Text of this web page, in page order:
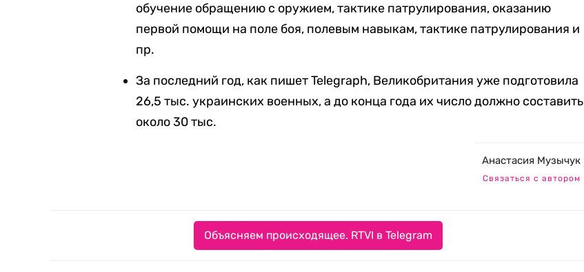
обучение обращению с оружием, тактике патрулирования, оказанию
первой помощи на поле боя, полевым навыкам, тактике патрулирования и
пр.
За последний год, как пишет Telegraph, Великобритания уже подготовила
26,5 тыс. украинских военных, а до конца года их число должно составить
около 30 тыс.
Анастасия Музычук
Связаться с автором
Объясняем происходящее. RTVI в Telegram